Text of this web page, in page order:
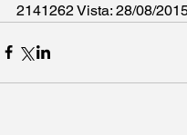
2141262 Vista: 28/08/